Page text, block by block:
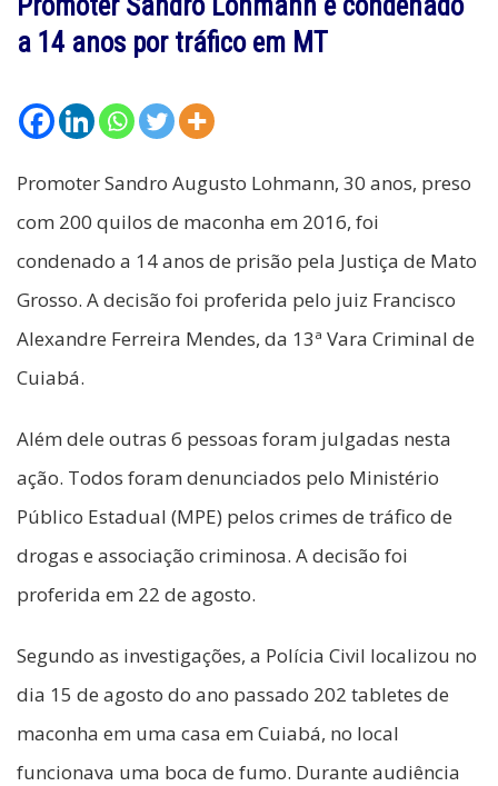
a 14 anos por tráfico em MT
Promoter Sandro Augusto Lohmann, 30 anos, preso
com 200 quilos de maconha em 2016, foi
condenado a 14 anos de prisão pela Justiça de Mato
Grosso. A decisão foi proferida pelo juiz Francisco
Alexandre Ferreira Mendes, da 13ª Vara Criminal de
Cuiabá.
Além dele outras 6 pessoas foram julgadas nesta
ação. Todos foram denunciados pelo Ministério
Público Estadual (MPE) pelos crimes de tráfico de
drogas e associação criminosa. A decisão foi
proferida em 22 de agosto.
Segundo as investigações, a Polícia Civil localizou no
dia 15 de agosto do ano passado 202 tabletes de
maconha em uma casa em Cuiabá, no local
funcionava uma boca de fumo. Durante audiência